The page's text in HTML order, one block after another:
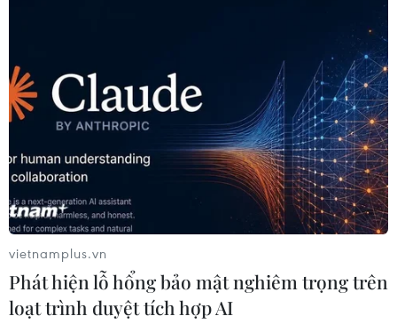
vietnamplus.vn
Phát hiện lỗ hổng bảo mật nghiêm trọng trên
loạt trình duyệt tích hợp AI